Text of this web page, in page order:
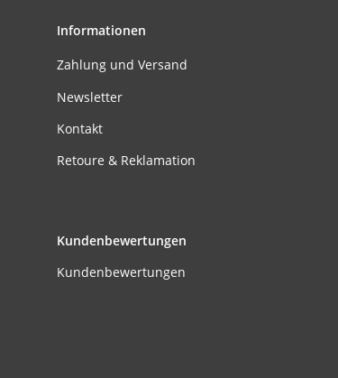
Informationen
Zahlung und Versand
Newsletter
Kontakt
Retoure & Reklamation
Kundenbewertungen
Kundenbewertungen